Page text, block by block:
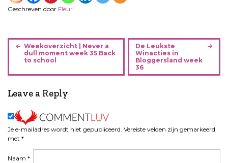
Geschreven door Fleur
B
i
c
h
t
n
a
v
i
Weekoverzicht | Never a
dull moment week 35 Back
to school
De Leukste
Winacties in
Bloggersland week
36
Leave a Reply
Je e-mailadres wordt niet gepubliceerd. Vereiste velden zijn gemarkeerd
met *
Naam *